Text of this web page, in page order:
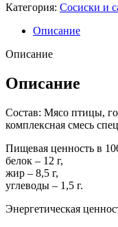
Категория: Сосиски и
Описание
Описание
Описание
Состав: Мясо птицы,
комплексная смесь
Пищевая ценность в
белок – 12 г,
жир – 8,5 г,
углеводы – 1,5 г.
Энергетическая